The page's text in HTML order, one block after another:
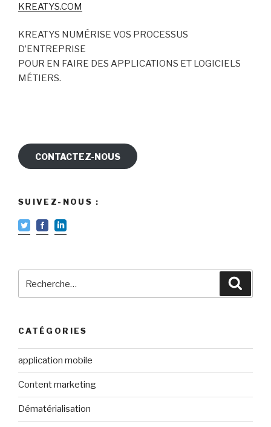
KREATYS.COM
KREATYS NUMÉRISE VOS PROCESSUS
D’ENTREPRISE
POUR EN FAIRE DES APPLICATIONS ET LOGICIELS
MÉTIERS.
CONTACTEZ-NOUS
SUIVEZ-NOUS :
CATÉGORIES
application mobile
Content marketing
Dématérialisation